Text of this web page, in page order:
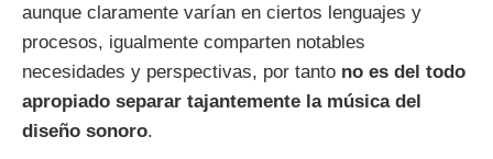
aunque claramente varían en ciertos lenguajes y
procesos, igualmente comparten notables
necesidades y perspectivas, por tanto no es del todo
apropiado separar tajantemente la música del
diseño sonoro.